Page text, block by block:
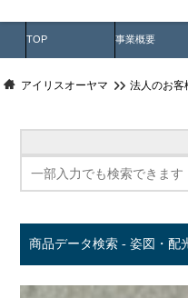
TOP 事業概要
アイリスオーヤマ 法人のお客
商品データ検索 - 姿図・配